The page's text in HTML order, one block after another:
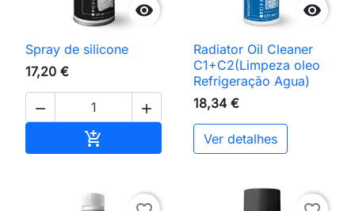

Spray de silicone
17,20 €
 
 Adicionar ao carrinho

Radiator Oil Cleaner
C1+C2(Limpeza oleo
Refrigeração Agua)
18,34 €
Ver detalhes